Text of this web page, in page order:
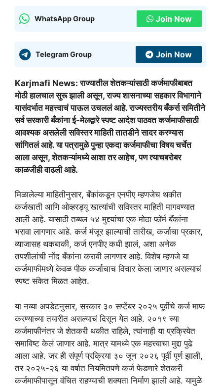
WhatsApp Group Join Now
Telegram Group Join Now
Karjmafi News: राज्यातील शेतकऱ्यांसाठी कर्जमाफीबाबत
मोठी हालचाल सुरू झाली असून, राज्य शासनाच्या सहकार विभागाने
यासंदर्भात महत्त्वाचं पाऊल उचललं आहे. राज्यस्तरीय बँकर्स समितीने
सर्व सरकारी बँकांना ई-मेलद्वारे स्पष्ट आदेश पाठवत कर्जमाफीसाठी
आवश्यक असलेली सविस्तर माहिती तातडीने सादर करण्यास
सांगितलं आहे. या पत्रामुळे पुन्हा एकदा कर्जमाफीचा विषय चर्चेत
आला असून, शेतकऱ्यांमध्ये आशा तर आहेच, पण त्याचबरोबर
काळजीही वाढली आहे.
मिळालेल्या माहितीनुसार, बँकांकडून एनपीए म्हणजेच थकीत
कर्जखाती आणि ओव्हरड्यू खात्यांची सविस्तर माहिती मागवण्यात
आली आहे. यासाठी तब्बल ५४ मुद्द्यांचा एक मोठा फॉर्म बँकांना
भरावा लागणार आहे. कर्ज मंजूर झाल्याची तारीख, कर्जाचा प्रकार,
व्याजासह थकबाकी, कर्ज एनपीए कधी झालं, अशा अनेक
तपशीलांची नोंद बँकांना करावी लागणार आहे. विशेष म्हणजे या
कर्जमाफीमध्ये केवळ पीक कर्जाचाच विचार केला जाणार असल्याचं
स्पष्ट संकेत मिळत आहेत.
या नव्या अपडेटनुसार, सरकार ३० सप्टेंबर २०२५ पूर्वीचे कर्ज माफ
करण्याच्या तयारीत असल्याचं दिसून येत आहे. २०१९ च्या
कर्जमाफीनंतर जे शेतकरी थकीत राहिले, त्यांनाही या प्रक्रियेत
समाविष्ट केलं जाणार आहे. मात्र यामध्ये एक महत्त्वाचा मुद्दा पुढे
आला आहे. जर ही संपूर्ण प्रक्रिया ३० जून २०२६ पूर्वी पूर्ण झाली,
तर २०२५-२६ या वर्षात नियमितपणे कर्ज फेडणारे शेतकरी
कर्जमाफीपासून वंचित राहण्याची शक्यता निर्माण झाली आहे. यामुळे